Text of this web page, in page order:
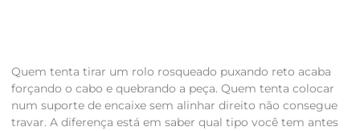
Quem tenta tirar um rolo rosqueado puxando reto acaba
forçando o cabo e quebrando a peça. Quem tenta colocar
num suporte de encaixe sem alinhar direito não consegue
travar. A diferença está em saber qual tipo você tem antes